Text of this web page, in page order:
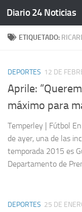
Saltar al contenido
Diario 24 Noticias
ETIQUETADO:
DEPORTES 12 DE
Aprile:
máximo para
Temperley | Fútbol
de ayer, una de las
temporada 2015 es
Departamento de
DEPORTES 25 DE